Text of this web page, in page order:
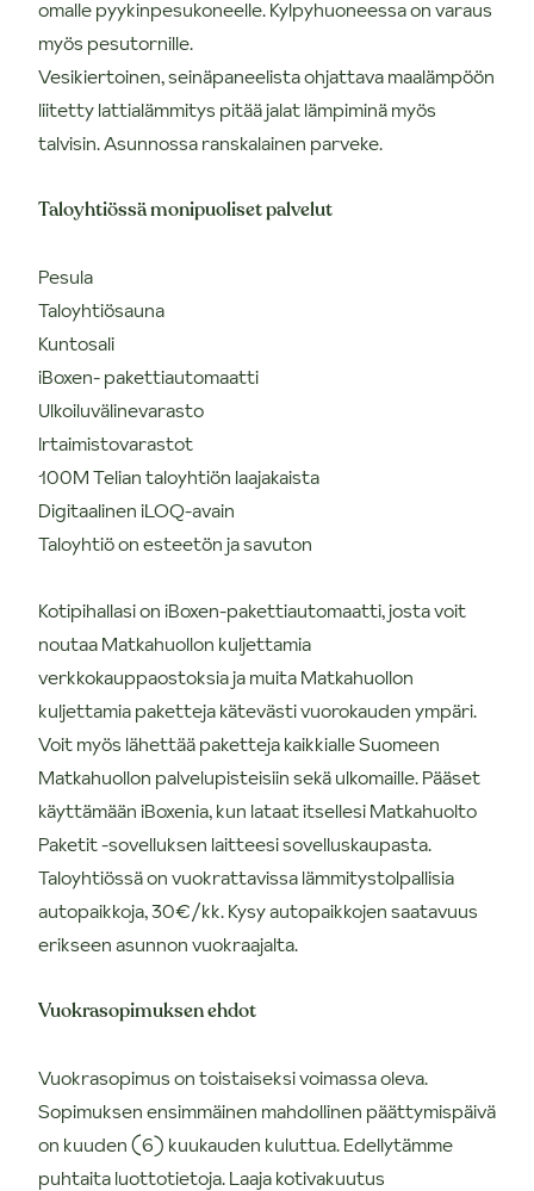
omalle pyykinpesukoneelle. Kylpyhuoneessa on varaus
myös pesutornille.
Vesikiertoinen, seinäpaneelista ohjattava maalämpöön
liitetty lattialämmitys pitää jalat lämpiminä myös
talvisin. Asunnossa ranskalainen parveke.
Taloyhtiössä monipuoliset palvelut
Pesula
Taloyhtiösauna
Kuntosali
iBoxen- pakettiautomaatti
Ulkoiluvälinevarasto
Irtaimistovarastot
100M Telian taloyhtiön laajakaista
Digitaalinen iLOQ-avain
Taloyhtiö on esteetön ja savuton
Kotipihallasi on iBoxen-pakettiautomaatti, josta voit
noutaa Matkahuollon kuljettamia
verkkokauppaostoksia ja muita Matkahuollon
kuljettamia paketteja kätevästi vuorokauden ympäri.
Voit myös lähettää paketteja kaikkialle Suomeen
Matkahuollon palvelupisteisiin sekä ulkomaille. Pääset
käyttämään iBoxenia, kun lataat itsellesi Matkahuolto
Paketit -sovelluksen laitteesi sovelluskaupasta.
Taloyhtiössä on vuokrattavissa lämmitystolpallisia
autopaikkoja, 30€/kk. Kysy autopaikkojen saatavuus
erikseen asunnon vuokraajalta.
Vuokrasopimuksen ehdot
Vuokrasopimus on toistaiseksi voimassa oleva.
Sopimuksen ensimmäinen mahdollinen päättymispäivä
on kuuden (6) kuukauden kuluttua. Edellytämme
puhtaita luottotietoja. Laaja kotivakuutus